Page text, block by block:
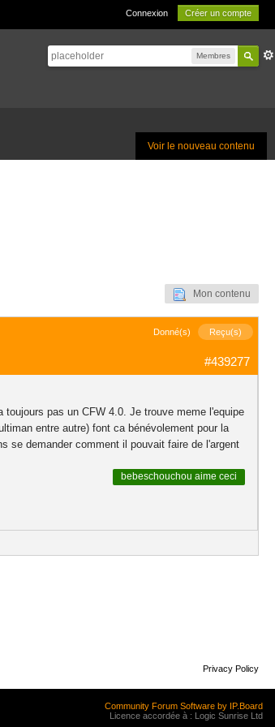
Connexion Créer un compte
Membres
Voir le nouveau contenu
Mon contenu
Donné(s) Reçu(s)
#439277
pas un CFW 4.0. Je trouve meme l'equipe
entre autre) font ca bénévolement pour la
se demander comment il pouvait faire de l'argent
bebeschouchou aime ceci
Privacy Policy
Community Forum Software by IP.Board
Licence accordée à : Logic Sunrise Ltd